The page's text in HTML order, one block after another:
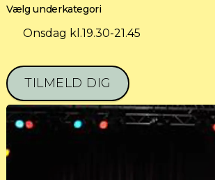
Vælg underkategori
Onsdag kl.19.30-21.45
TILMELD DIG